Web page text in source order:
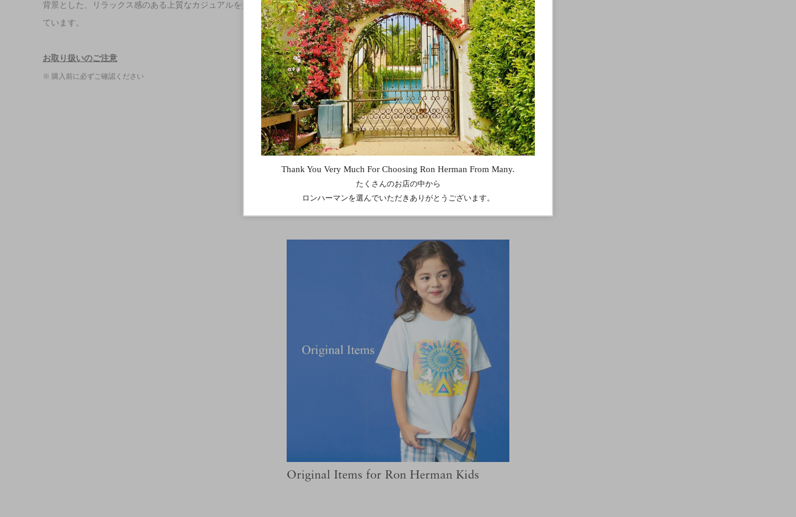
背景とした、リラックス感のある上質なカジュアルを提案する、タイムレスなデイリーウェアやライフスタイルアイテムを展開し
ています。
お取り扱いのご注意
※ 購入前に必ずご確認ください
Feature
Original Items for Ron Herman Kids